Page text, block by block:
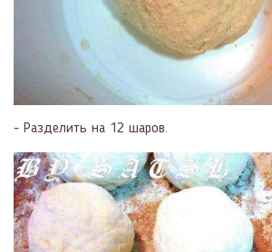
- Разделить на 12 шаров.